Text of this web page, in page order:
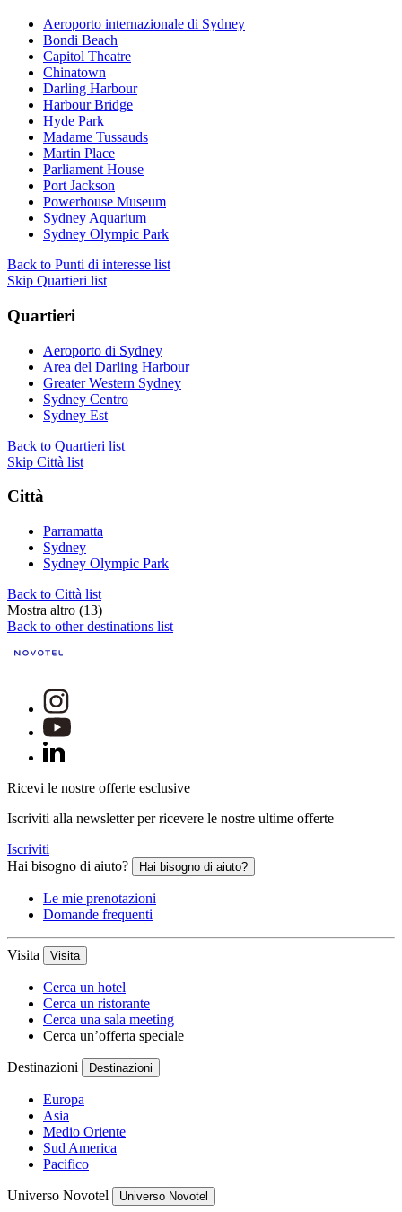
Aeroporto internazionale di Sydney
Bondi Beach
Capitol Theatre
Chinatown
Darling Harbour
Harbour Bridge
Hyde Park
Madame Tussauds
Martin Place
Parliament House
Port Jackson
Powerhouse Museum
Sydney Aquarium
Sydney Olympic Park
Back to Punti di interesse list
Skip Quartieri list
Quartieri
Aeroporto di Sydney
Area del Darling Harbour
Greater Western Sydney
Sydney Centro
Sydney Est
Back to Quartieri list
Skip Città list
Città
Parramatta
Sydney
Sydney Olympic Park
Back to Città list
Mostra altro (13)
Back to other destinations list
Ricevi le nostre offerte esclusive
Iscriviti alla newsletter per ricevere le nostre ultime offerte
Iscriviti
Hai bisogno di aiuto?
Hai bisogno di aiuto?
Le mie prenotazioni
Domande frequenti
Visita Visita
Cerca un hotel
Cerca un ristorante
Cerca una sala meeting
Cerca un’offerta speciale
Destinazioni Destinazioni
Europa
Asia
Medio Oriente
Sud America
Pacifico
Universo Novotel Universo Novotel